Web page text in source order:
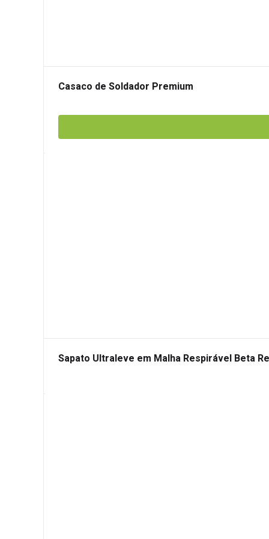
Casaco de Soldador Premium
Sapato Ultraleve em Malha Respirável Beta